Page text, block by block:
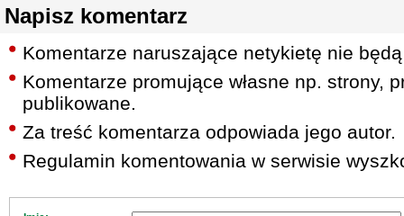
Napisz komentarz
Komentarze naruszające netykietę nie
Komentarze promujące własne np. strony,
publikowane.
Za treść komentarza odpowiada jego autor.
Regulamin komentowania w serwisie